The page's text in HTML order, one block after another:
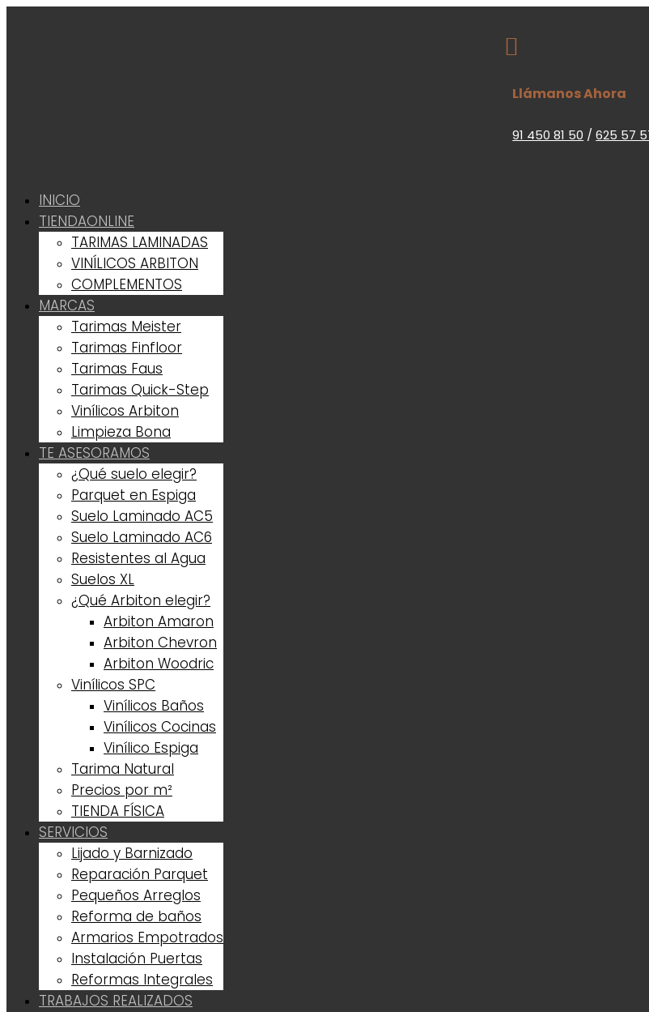

Llámanos Ahora
91 450 81 50 /625 57
INICIO
TIENDAONLINE
TARIMAS LAMINADAS
VINÍLICOS ARBITON
COMPLEMENTOS
MARCAS
Tarimas Meister
Tarimas Finfloor
Tarimas Faus
Tarimas Quick-Step
Vinílicos Arbiton
Limpieza Bona
TE ASESORAMOS
¿Qué suelo elegir?
Parquet en Espiga
Suelo Laminado AC5
Suelo Laminado AC6
Resistentes al Agua
Suelos XL
¿Qué Arbiton elegir?
Arbiton Amaron
Arbiton Chevron
Arbiton Woodric
Vinílicos SPC
Vinílicos Baños
Vinílicos Cocinas
Vinílico Espiga
Tarima Natural
Precios por m²
TIENDA FÍSICA
SERVICIOS
Lijado y Barnizado
Reparación Parquet
Pequeños Arreglos
Reforma de baños
Armarios Empotrados
Instalación Puertas
Reformas Integrales
TRABAJOS REALIZADOS